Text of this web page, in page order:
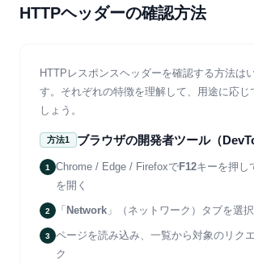
HTTPヘッダーの確認方法
HTTPレスポンスヘッダーを確認する方法は
す。それぞれの特徴を理解して、用途に応じ
しょう。
方法1 ブラウザの開発者ツール（
1 Chrome / Edge / FirefoxでF12キーを押し
を開く
2 「 Network 」（ネットワーク）タブを選択
3
ページを読み込み、一覧から対象のリク
ク